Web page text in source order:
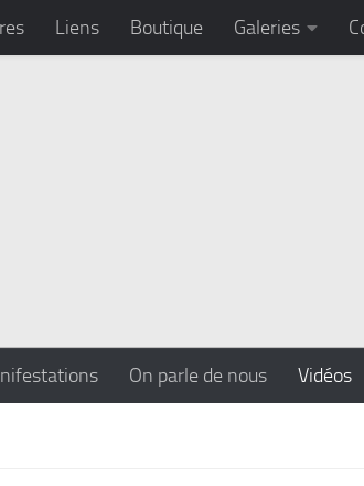
Liens Boutique Galeries
On parle de nous Vidéos